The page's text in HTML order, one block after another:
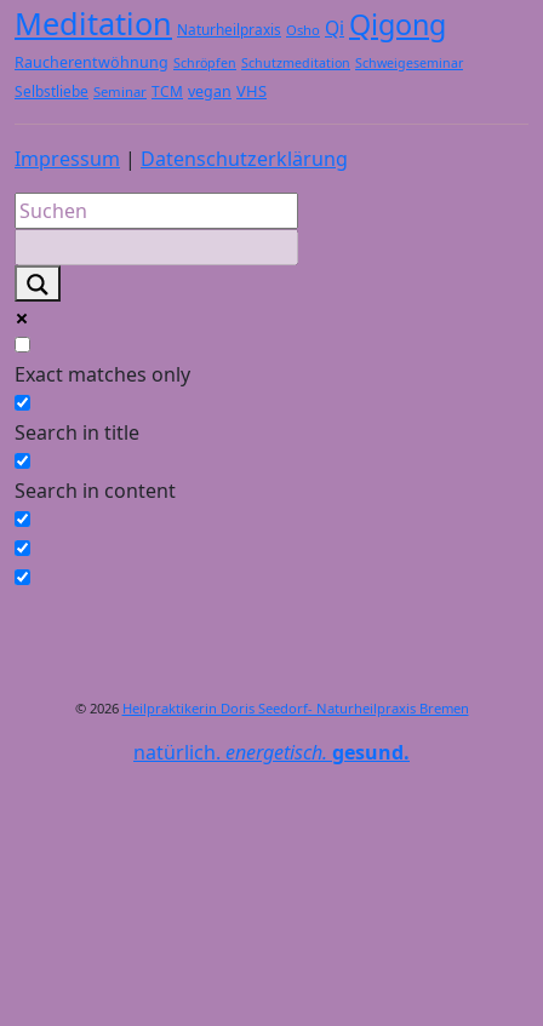
Meditation Naturheilpraxis Osho Qi Qigong
Raucherentwöhnung Schröpfen Schutzmeditation Schweigeseminar
Selbstliebe Seminar TCM vegan VHS
Impressum | Datenschutzerklärung
Exact matches only
Search in title
Search in content
© 2026 Heilpraktikerin Doris Seedorf- Naturheilpraxis Bremen
natürlich. energetisch. gesund.